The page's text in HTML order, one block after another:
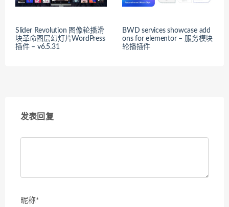
Slider Revolution 图像轮播滑
块革命图层幻灯片WordPress
插件 – v6.5.31
BWD services showcase add
ons for elementor – 服务模块
轮播插件
发表回复
昵称*